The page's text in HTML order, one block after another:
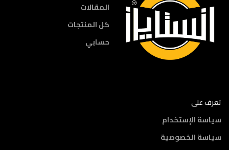
المقالات
كل المنتجات
حسابي
تعرف على
سياسة الإستخدام
سياسة الخصوصية